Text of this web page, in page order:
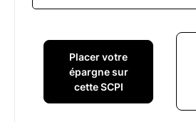
Placer votre
épargne sur
cette SCPI